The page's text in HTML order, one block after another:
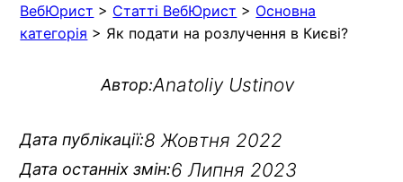
ВебЮрист > Статті ВебЮрист > Основна
категорія > Як подати на розлучення в Києві?
Автор:Anatoliy Ustinov
Дата публікації:8 Жовтня 2022
Дата останніх змін:6 Липня 2023